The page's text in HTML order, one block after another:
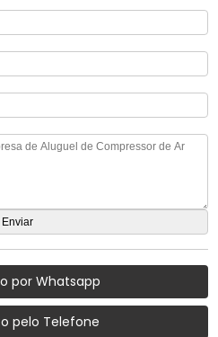
por Whatsapp
pelo Telefone